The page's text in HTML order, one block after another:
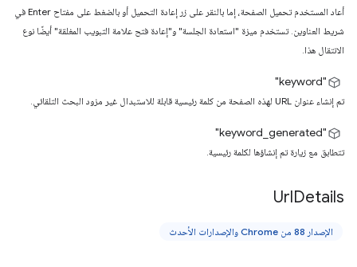
أعاد المستخدم تحميل الصفحة، إما بالنقر على زر إعادة التحميل أو بالضغط على مفتاح Enter في
شريط العناوين. تستخدم ميزة "استعادة الجلسة" و"إعادة فتح علامة التبويب المغلقة" أيضًا نوع
الانتقال هذا.
"keyword"
تم إنشاء عنوان URL لهذه الصفحة من كلمة رئيسية قابلة للاستبدال غير مزود البحث التلقائي.
"keyword_generated"
تتطابق مع زيارة تم إنشاؤها لكلمة رئيسية.
UrlDetails
الإصدار 88 من Chrome والإصدارات الأحدث